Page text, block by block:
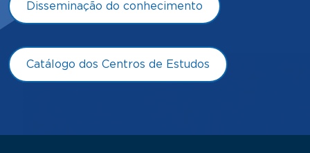
Disseminação do conhecimento
Catálogo dos Centros de Estudos